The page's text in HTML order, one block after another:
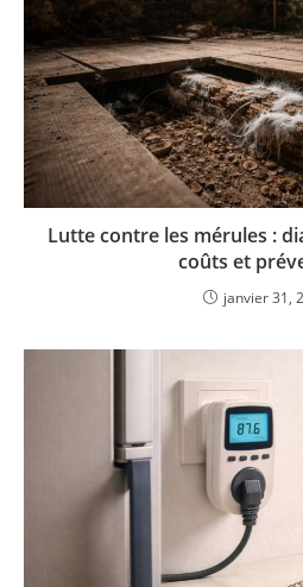
Lutte contre les mérules :
coûts et
janvier 31,